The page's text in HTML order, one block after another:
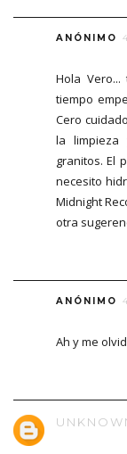
ANÓNIMO
Hola
tiempo
Cero
la limpieza
granitos. El
necesito
Midnight
otra
ANÓNIMO
Ah y me